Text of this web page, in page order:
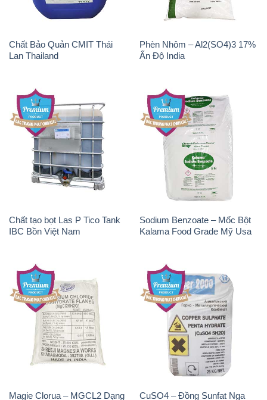
Chất Bảo Quản CMIT Thái
Lan Thailand
Phèn Nhôm – Al2(SO4)3 17%
Ấn Độ India
Chất tạo bọt Las P Tico Tank
IBC Bồn Việt Nam
Sodium Benzoate – Mốc Bột
Kalama Food Grade Mỹ Usa
Magie Clorua – MGCL2 Dạng
CuSO4 – Đồng Sunfat Nga